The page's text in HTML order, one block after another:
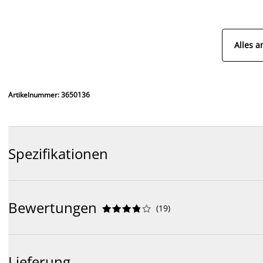
Alles
Artikelnummer: 3650136
Spezifikationen
Bewertungen 




 (19)